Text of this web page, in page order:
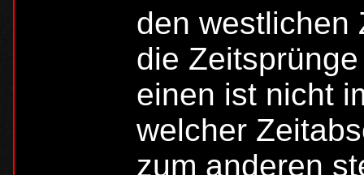
den westlichen
die
einen ist nicht
welcher
zum anderen